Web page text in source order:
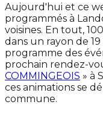
Aujourd'hui et ce
programmés à
voisines. En tout,
dans un rayon de
programme des
prochain rendez-
COMMINGEOIS » à
ces animations se
commune.